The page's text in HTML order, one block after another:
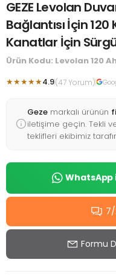
GEZE Levolan
Bağlantısı İçin 120
Kanatlar İçin
Ürün Kodu: Levolan 120
★★★★★4.9(47 Yorum)
Geze markalı ürünün
iletişime geçin. Tekli
teklifleri ekibimiz
WhatsApp
7/
Formu